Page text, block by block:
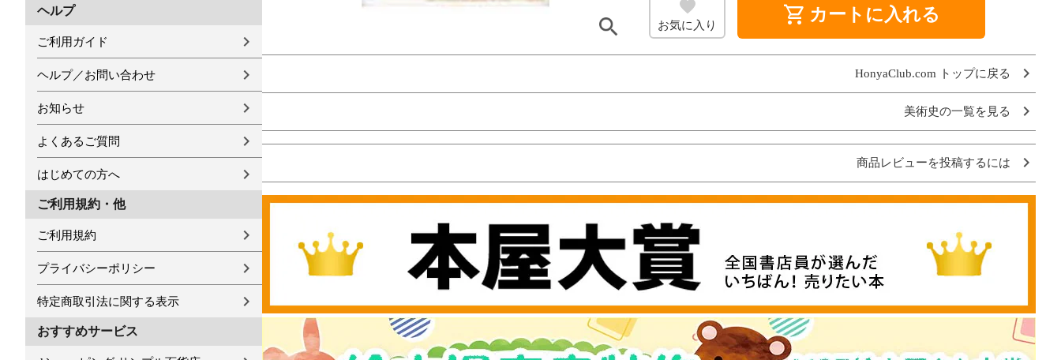
ヘルプ
ご利用ガイド
ヘルプ／お問い合わせ
お知らせ
よくあるご質問
はじめての方へ
ご利用規約・他
ご利用規約
プライバシーポリシー
特定商取引法に関する表示
おすすめサービス
お気に入り shopping_cart カートに入れる
HonyaClub.com トップに戻る
美術史の一覧を見る
商品レビューを投稿するには